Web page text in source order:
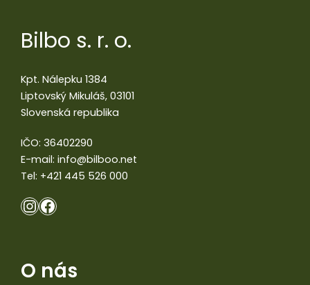
Bilbo s. r. o.
Kpt. Nálepku 1384
Liptovský Mikuláš, 03101
Slovenská republika
IČO: 36402290
E-mail: info@bilboo.net
Tel: +421 445 526 000
O nás